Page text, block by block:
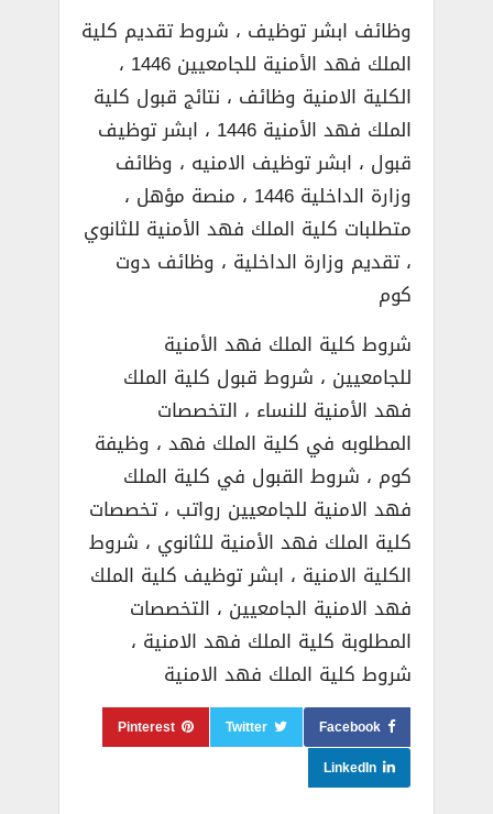
وظائف ابشر توظيف ، شروط تقديم كلية
الملك فهد الأمنية للجامعيين 1446 ،
الكلية الامنية وظائف ، نتائج قبول كلية
الملك فهد الأمنية 1446 ، ابشر توظيف
قبول ، ابشر توظيف الامنيه ، وظائف
وزارة الداخلية 1446 ، منصة مؤهل ،
متطلبات كلية الملك فهد الأمنية للثانوي
، تقديم وزارة الداخلية ، وظائف دوت
كوم
شروط كلية الملك فهد الأمنية
للجامعيين ، شروط قبول كلية الملك
فهد الأمنية للنساء ، التخصصات
المطلوبه في كلية الملك فهد ، وظيفة
كوم ، شروط القبول في كلية الملك
فهد الامنية للجامعيين رواتب ، تخصصات
كلية الملك فهد الأمنية للثانوي ، شروط
الكلية الامنية ، ابشر توظيف كلية الملك
فهد الامنية الجامعيين ، التخصصات
المطلوبة كلية الملك فهد الامنية ،
شروط كلية الملك فهد الامنية
Facebook
Twitter
Pinterest
LinkedIn